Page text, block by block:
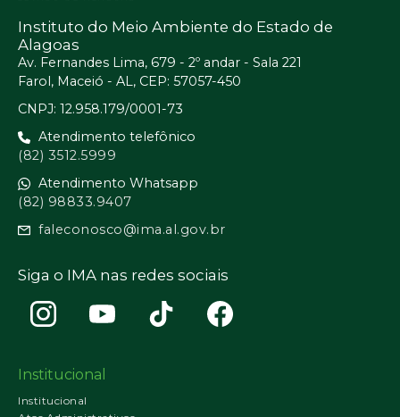
Instituto do Meio Ambiente do Estado de
Alagoas
Av. Fernandes Lima, 679 - 2º andar - Sala 221
Farol, Maceió - AL, CEP: 57057-450
CNPJ: 12.958.179/0001-73
Atendimento telefônico
(82) 3512.5999
Atendimento Whatsapp
(82) 98833.9407
faleconosco@ima.al.gov.br
Siga o IMA nas redes sociais
Institucional
Institucional